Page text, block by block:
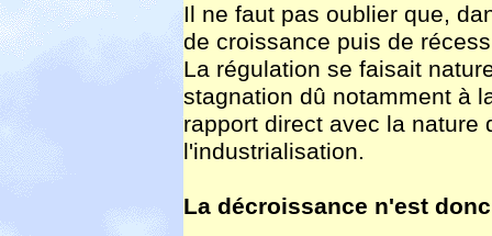
Il ne faut pas oublier que,
de croissance puis de
La régulation se faisait
stagnation dû notamment à
rapport direct avec la nature
l'industrialisation.
La décroissance n'est